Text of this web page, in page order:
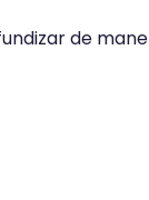
de